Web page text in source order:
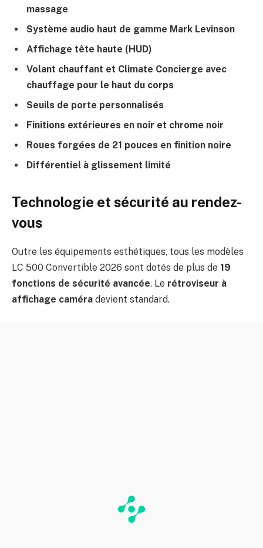
massage
Système audio haut de gamme Mark Levinson
Affichage tête haute (HUD)
Volant chauffant et Climate Concierge avec
chauffage pour le haut du corps
Seuils de porte personnalisés
Finitions extérieures en noir et chrome noir
Roues forgées de 21 pouces en finition noire
Différentiel à glissement limité
Technologie et sécurité au rendez-
vous
Outre les équipements esthétiques, tous les modèles
LC 500 Convertible 2026 sont dotés de plus de 19
fonctions de sécurité avancée. Le rétroviseur à
affichage caméra devient standard.